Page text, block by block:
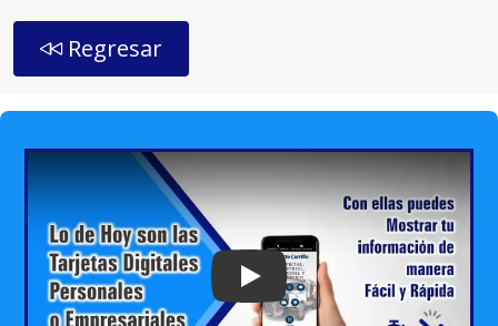
Regresar
Play: Keynote (Google I/O '18)